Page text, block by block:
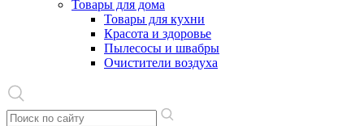
Товары для дома
Товары для кухни
Красота и здоровье
Пылесосы и швабры
Очистители воздуха